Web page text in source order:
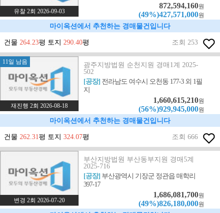
유찰 2회 2026-09-03
872,594,160원
(49%)427,571,000원
마이옥션에서 추천하는 경매물건입니다
건물 264.23평 토지 290.40평 조회 253
11일 남음
재진행 2회 2026-08-18
광주지방법원 순천지원 경매1계 2025-
502
[공장] 전라남도 여수시 오천동 177-3 외 1필
지
1,660,615,210원
(56%)929,945,000원
마이옥션에서 추천하는 경매물건입니다
건물 262.31평 토지 324.07평 조회 666
변경 2회 2026-07-20
부산지방법원 부산동부지원 경매5계
2025-716
[공장] 부산광역시 기장군 정관읍 매학리
397-17
1,686,081,700원
(49%)826,180,000원